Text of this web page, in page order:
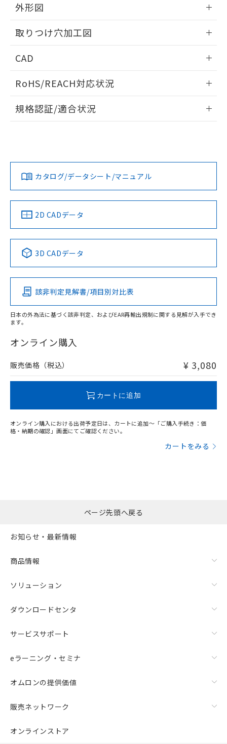
外形図
取りつけ穴加工図
CAD
ドすることができます。
ログイン/会員登録
ダウンロードデータをご利用いただく前に、以下を必ずお読
みください。
ソフトウェアの使用条件
RoHS/REACH対応状況
EU RoHS 注意事項・凡例
対応済み
中国 RoHS 注意事項・凡例
Pb Hg Cd Cr(VI)
O
在庫等で未対応品が混在する可能性があります。
問い合わせください。
規格認証/適合状況
カタログ/データシート/マニュアル
2D CADデータ
3D CADデータ
該非判定見解書/項目別対比表
日本の外為法に基づく該非判定、およびEAR再輸出規制に関する見解が入手でき
ます。
オンライン購入
販売価格（税込） ¥ 3,080
カートに追加
オンライン購入における出荷予定日は、カートに追加～「ご購入手続き：価
格・納期の確認」画面にてご確認ください。
カートをみる
していることから、特段のことがない限
り、2022年1月12日より割愛しておりま
す。
ページ先頭へ戻る
お知らせ・最新情報
商品情報
ソリューション
ダウンロードセンタ
サービスサポート
eラーニング・セミナ
オムロンの提供価値
販売ネットワーク
オンラインストア